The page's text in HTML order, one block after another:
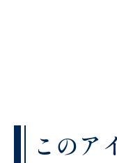
このア